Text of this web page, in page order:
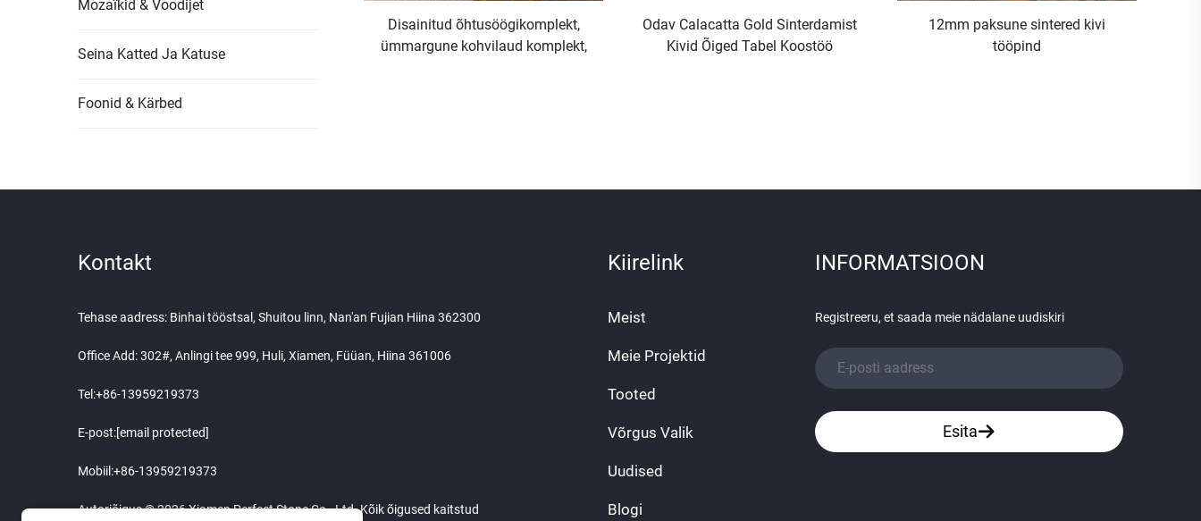
Mozaïkid & Voodijet
Seina Katted Ja Katuse
Foonid & Kärbed
Disainitud õhtusöögikomplekt,
ümmargune kohvilaud komplekt,
Odav Calacatta Gold Sinterdamist
Kivid Õiged Tabel Koostöö
12mm paksune sintered kivi
tööpind
Kontakt
Tehase aadress: Binhai tööstsal, Shuitou linn, Nan'an Fujian Hiina 362300
Office Add: 302#, Anlingi tee 999, Huli, Xiamen, Füüan, Hiina 361006
Tel:+86-13959219373
E-post:[email protected]
Mobiil:+86-13959219373
Autoriõigus © 2026 Xiamen Perfect Stone Co., Ltd. Kõik õigused kaitstud
Kiirelink
Meist
Meie Projektid
Tooted
Võrgus Valik
Uudised
Blogi
INFORMATSIOON
Registreeru, et saada meie nädalane uudiskiri
Esita